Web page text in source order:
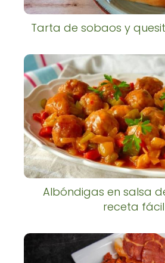
Tarta de sobaos y
Albóndigas en salsa
receta fácil